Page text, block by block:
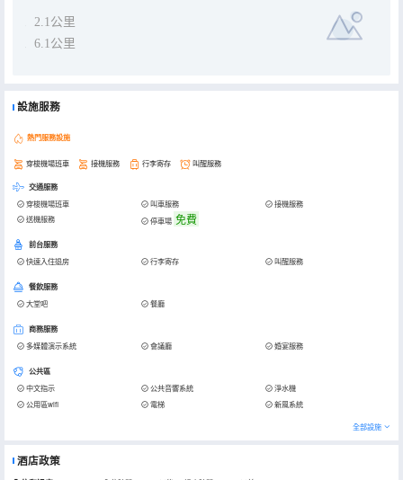
2.1公里
6.1公里
設施服務
熱門服務設施
穿梭機場班車 接機服務 行李寄存 叫醒服務
交通服務
穿梭機場班車 叫車服務
接機服務
送機服務
停車場 免費
前台服務
快速入住退房 行李寄存 叫醒服務
餐飲服務
大堂吧 餐廳
商務服務
多媒體演示系統 會議廳 婚宴服務
公共區
中文指示 公共音響系統
淨水機
公用區wifi
電梯 新風系統
全部設施
酒店政策